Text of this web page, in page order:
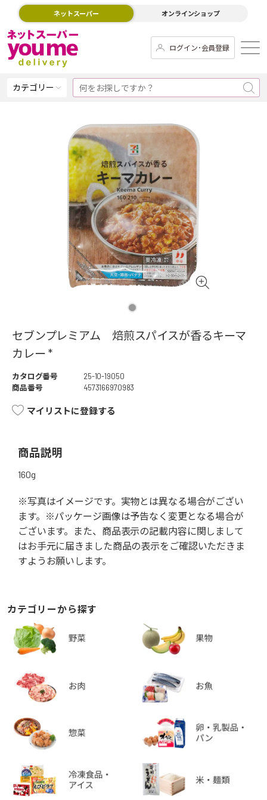
ネットスーパー オンラインショップ
ログイン･会員登録
カテゴリー
セブンプレミアム 焙煎スパイスが香るキーマ
カレー *
カタログ番号
25-10-19050
商品番号
4573166970983
マイリストに登録する
商品説明
160g
※写真はイメージです。実物とは異なる場合がござい
ます。※パッケージ画像は予告なく変更となる場合が
ございます。また、商品表示の記載内容に関しまして
はお手元に届きました商品の表示をご確認いただきま
すようお願いします。
カテゴリーから探す